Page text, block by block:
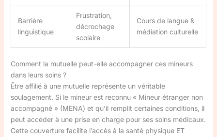
Barrière
linguistique
Frustration,
décrochage
scolaire
Cours de langue &
médiation culturelle
Comment la mutuelle peut-elle accompagner ces mineurs
dans leurs soins ?
Être affilié à une mutuelle représente un véritable
soulagement. Si le mineur est reconnu « Mineur étranger non
accompagné » (MENA) et qu’il remplit certaines conditions, il
peut accéder à une prise en charge pour ses soins médicaux.
Cette couverture facilite l’accès à la santé physique ET